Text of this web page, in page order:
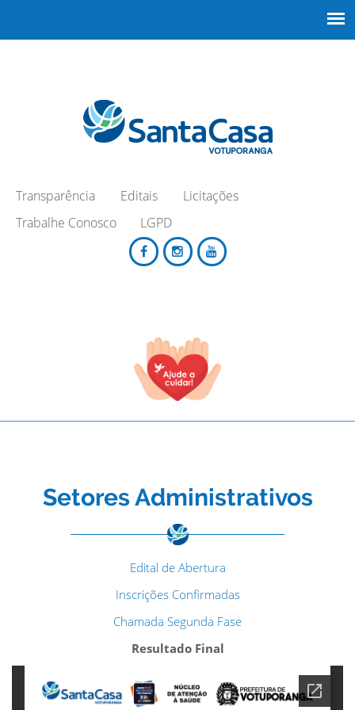
Transparência Editais
Licitações
Trabalhe Conosco
LGPD
TODOS OS CAMPOS SÃO OBRIGATÓRIOS.
Setores Administrativos
Edital de Abertura
Inscrições Confirmadas
Chamada Segunda Fase
Resultado Final